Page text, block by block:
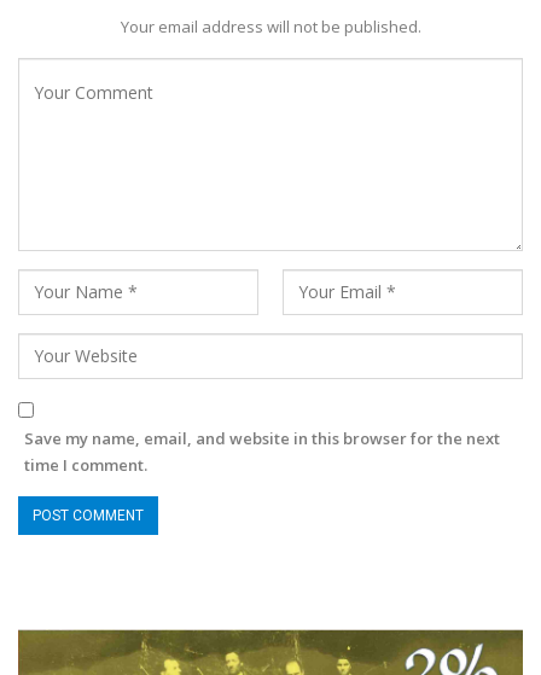
Your email address will not be published.
Save my name, email, and website in this browser for the next
time I comment.